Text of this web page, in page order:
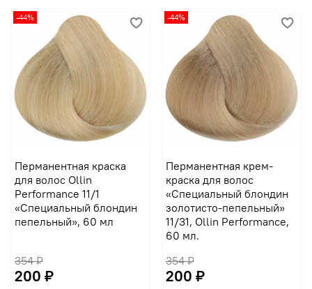
-44%
Перманентная краска
для волос Ollin
Performance 11/1
«Специальный блондин
пепельный», 60 мл
354 ₽
200 ₽
-44%
Перманентная крем-
краска для волос
«Специальный блондин
золотисто-пепельный»
11/31, Ollin Performance,
60 мл.
354 ₽
200 ₽